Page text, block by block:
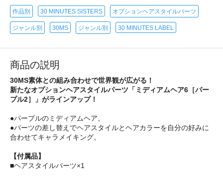
作品別 30 MINUTES SISTERS オプションヘアスタイルパーツ
ジャンル別 30MS ジャンル別 30 MINUTES LABEL
商品の説明
30MS素体との組み合わせで世界観が広がる！
新たなオプションヘアスタイルパーツ「ミディアムヘア6［パー
プル2］」がラインアップ！
●パープルのミディアムヘア。
●パーツの差し替えでヘアスタイルとヘアカラーを自分の好みに
合わせてキャラメイキング。
【付属品】
■ヘアスタイルパーツ×1